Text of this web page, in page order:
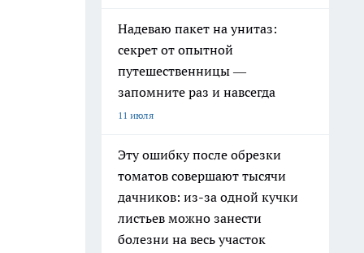
Надеваю пакет на унитаз:
секрет от опытной
путешественницы —
запомните раз и навсегда
11 июля
Эту ошибку после обрезки
томатов совершают тысячи
дачников: из-за одной кучки
листьев можно занести
болезни на весь участок